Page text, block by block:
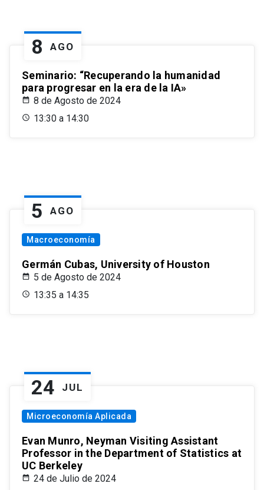
8 AGO
Seminario: “Recuperando la humanidad
para progresar en la era de la IA»
8 de Agosto de 2024
13:30 a 14:30
5 AGO
Macroeconomía
Germán Cubas, University of Houston
5 de Agosto de 2024
13:35 a 14:35
24 JUL
Microeconomía Aplicada
Evan Munro, Neyman Visiting Assistant
Professor in the Department of Statistics at
UC Berkeley
24 de Julio de 2024